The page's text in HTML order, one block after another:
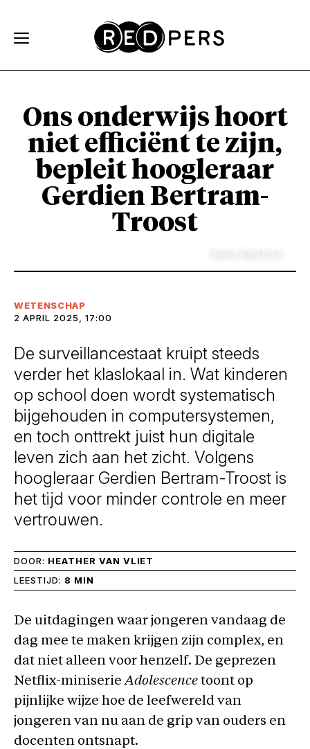
Ons onderwijs hoort
niet efficiënt te zijn,
bepleit hoogleraar
Gerdien Bertram-
Troost
WETENSCHAP
2 APRIL 2025, 17:00
De surveillancestaat kruipt steeds
verder het klaslokaal in. Wat kinderen
op school doen wordt systematisch
bijgehouden in computersystemen,
en toch onttrekt juist hun digitale
leven zich aan het zicht. Volgens
hoogleraar Gerdien Bertram-Troost is
het tijd voor minder controle en meer
vertrouwen.
DOOR: HEATHER VAN VLIET
LEESTIJD: 8 MIN
De uitdagingen waar jongeren vandaag de
dag mee te maken krijgen zijn complex, en
dat niet alleen voor henzelf. De geprezen
Netflix-miniserieAdolescence toont op
pijnlijke wijze hoe de leefwereld van
jongeren van nu aan de grip van ouders en
docenten ontsnapt.